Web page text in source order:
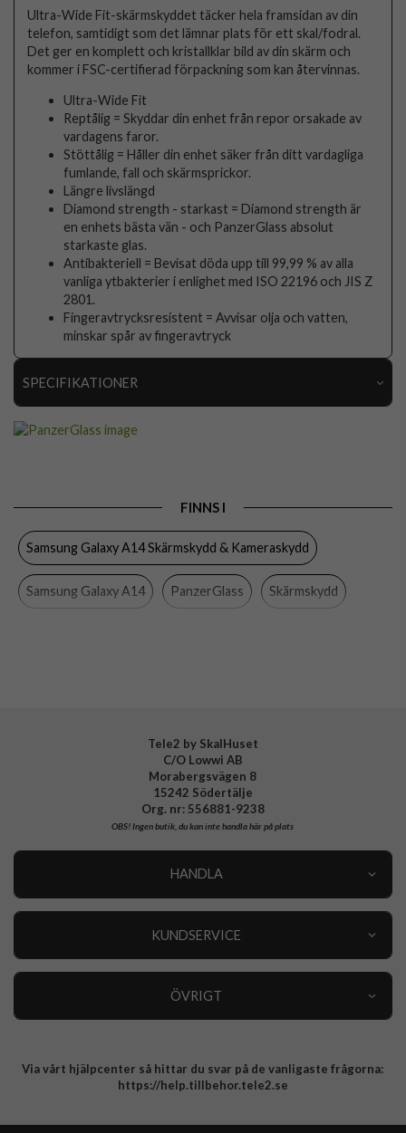
Ultra-Wide Fit-skärmskyddet täcker hela framsidan av din
telefon, samtidigt som det lämnar plats för ett skal/fodral.
Det ger en komplett och kristallklar bild av din skärm och
kommer i FSC-certifierad förpackning som kan återvinnas.
Ultra-Wide Fit
Reptålig = Skyddar din enhet från repor orsakade av
vardagens faror.
Stöttålig = Håller din enhet säker från ditt vardagliga
fumlande, fall och skärmsprickor.
Längre livslängd
Diamond strength - starkast = Diamond strength är
en enhets bästa vän - och PanzerGlass absolut
starkaste glas.
Antibakteriell = Bevisat döda upp till 99,99 % av alla
vanliga ytbakterier i enlighet med ISO 22196 och JIS Z
2801.
Fingeravtrycksresistent = Avvisar olja och vatten,
minskar spår av fingeravtryck
SPECIFIKATIONER
Färg Genomskinlig
Härdat glas
FINNS I
Samsung Galaxy A14 Skärmskydd & Kameraskydd
Samsung Galaxy A14 PanzerGlass Skärmskydd
Tele2 by SkalHuset
C/O Lowwi AB
Morabergsvägen 8
15242 Södertälje
Org. nr: 556881-9238
OBS!Ingen butik, du kan inte handla här på plats
HANDLA
KUNDSERVICE
ÖVRIGT
Integritetspolicy
Via vårt hjälpcenter så hittar du svar på de vanligaste frågorna:
https://help.tillbehor.tele2.se